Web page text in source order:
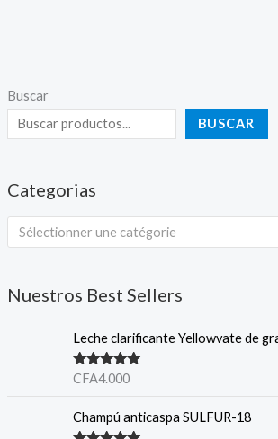
Buscar
BUSCAR
Categorias
Sélectionner une catégorie
Nuestros Best Sellers
Leche clarificante Yellowvate de
Note5.00
CFA4.000
Champú anticaspa SULFUR-18